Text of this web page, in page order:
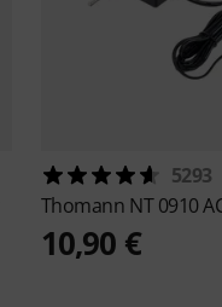
5293
Thomann NT 0910
10,90 €